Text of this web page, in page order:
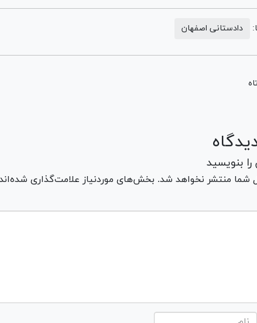
دادستانی اصفهان
بنویسید
شما منتشر نخواهد شد. بخش‌های موردنیاز علامت‌گذاری